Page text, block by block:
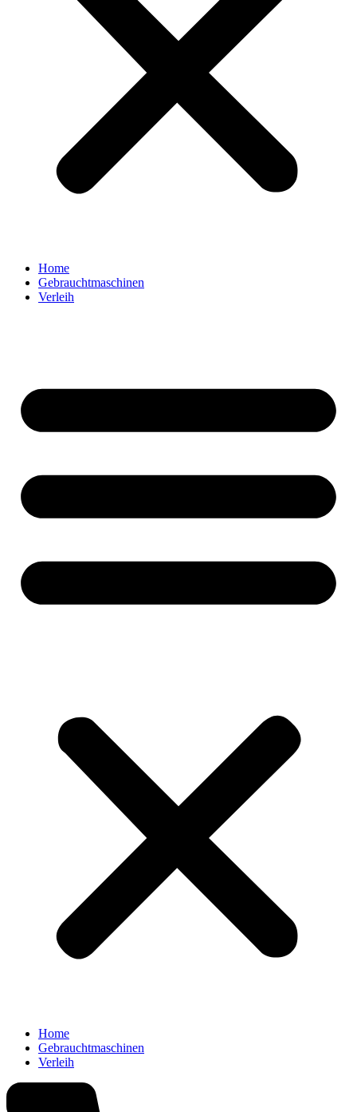
Home
Gebrauchtmaschinen
Verleih
Home
Gebrauchtmaschinen
Verleih